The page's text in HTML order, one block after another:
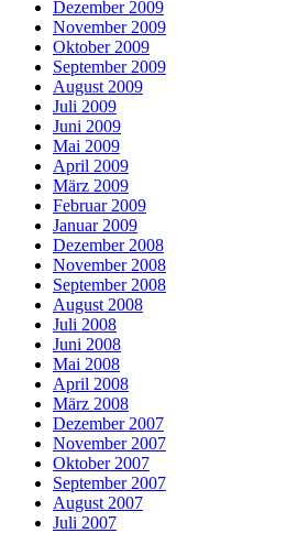
Dezember 2009
November 2009
Oktober 2009
September 2009
August 2009
Juli 2009
Juni 2009
Mai 2009
April 2009
März 2009
Februar 2009
Januar 2009
Dezember 2008
November 2008
September 2008
August 2008
Juli 2008
Juni 2008
Mai 2008
April 2008
März 2008
Dezember 2007
November 2007
Oktober 2007
September 2007
August 2007
Juli 2007